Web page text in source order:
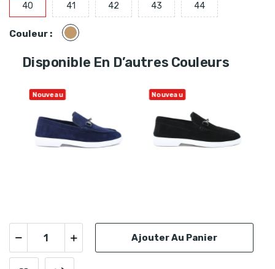
40 41 42 43 44
Couleur : Camel
Disponible En D’autres Couleurs
Nouveau Nouveau
Ajouter Au Panier